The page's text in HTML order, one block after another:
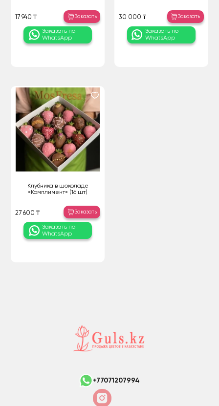
17 940 ₸ Заказать
Заказать по
WhatsApp
30 000 ₸ Заказать
Заказать по
WhatsApp
Клубника в шоколаде
«Комплимент» (16 шт)
27 600 ₸ Заказать
Заказать по
WhatsApp
+77071207994